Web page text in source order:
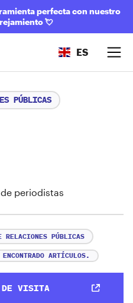
perfecta con nuestro
💘
ES
PÚBLICAS
periodistas
RELACIONES PÚBLICAS
ARTÍCULOS.
DE VISITA